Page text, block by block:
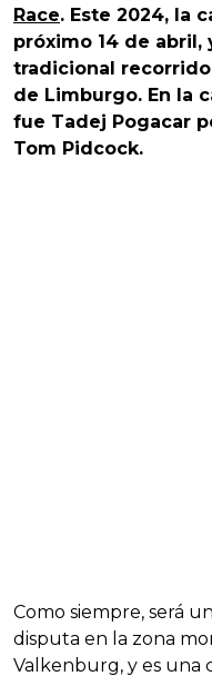
Race. Este 2024, la
próximo 14 de abril,
tradicional
de Limburgo. En la
fue Tadej Pogacar
Tom Pidcock.
Como siempre, será
disputa en la zona
Valkenburg, y es una